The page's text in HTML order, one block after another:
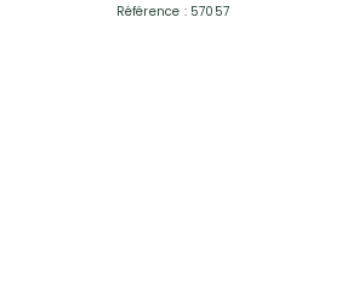
Référence : 57057